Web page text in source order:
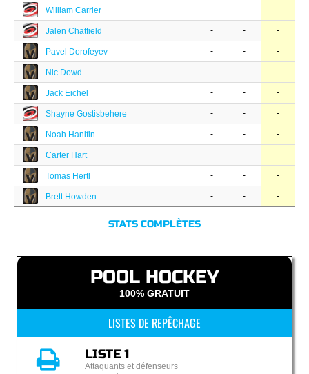
William Carrier - - -
Jalen Chatfield - - -
Pavel Dorofeyev - - -
Nic Dowd - - -
Jack Eichel - - -
Shayne Gostisbehere - - -
Noah Hanifin - - -
Carter Hart - - -
Tomas Hertl - - -
Brett Howden - - -
STATS COMPLÈTES
POOL HOCKEY
100% GRATUIT
LISTES DE REPÊCHAGE
LISTE 1
Attaquants et défenseurs